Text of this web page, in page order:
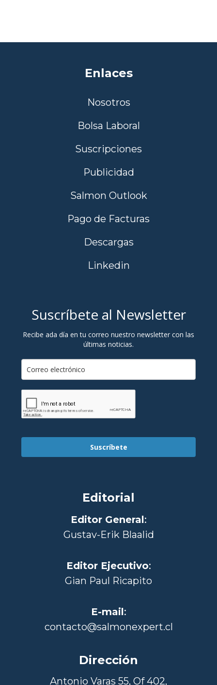
Enlaces
Nosotros
Bolsa Laboral
Suscripciones
Publicidad
Salmon Outlook
Pago de Facturas
Descargas
Linkedin
Suscríbete al Newsletter
Recibe ada día en tu correo nuestro newsletter con las
últimas noticias.
Suscríbete
Editorial
Editor General:
Gustav-Erik Blaalid
Editor Ejecutivo:
Gian Paul Ricapito
E-mail:
contacto@salmonexpert.cl
Dirección
Antonio Varas 55, Of 402,